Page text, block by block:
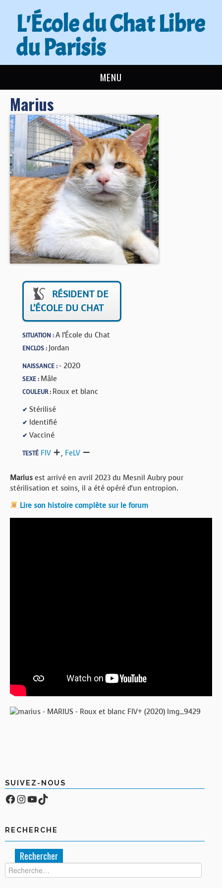
L'École du Chat Libre
du Parisis
MENU
L’ÉCOLE DU CHAT
ACTUALITÉS
ADOPTER
NOUS AIDER
CONTACT
BOUTIQUE
FORUM
Marius
RÉSIDENT DE
L'ÉCOLE DU CHAT
SITUATION :A l'École du Chat
ENCLOS : Jordan
NAISSANCE :- 2020
SEXE : Mâle
COULEUR : Roux et blanc
✔ Stérilisé
✔ Identifié
✔ Vacciné
TESTÉ FIV , FeLV
Marius est arrivé en avril 2023 du Mesnil Aubry pour
stérilisation et soins, il a été opéré d’un entropion.
Lire son histoire complète sur le forum
SUIVEZ-NOUS
Facebook
Compte Instagram
YouTube
TikTok
RECHERCHE
Rechercher :